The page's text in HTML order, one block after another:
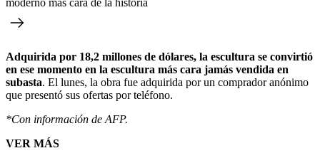
Adquirida por 18,2 millones de dólares, la escultura se convirtió
en ese momento en la escultura más cara jamás vendida en
subasta. El lunes, la obra fue adquirida por un comprador anónimo
que presentó sus ofertas por teléfono.
*Con información de AFP.
VER MÁS